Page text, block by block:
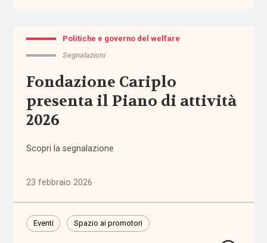
Anac
Anci
interne
Politiche e governo del welfare
Segnalazioni
Fondazione Cariplo
presenta il Piano di attività
2026
Scopri la segnalazione
23 febbraio 2026
Eventi Spazio ai promotori